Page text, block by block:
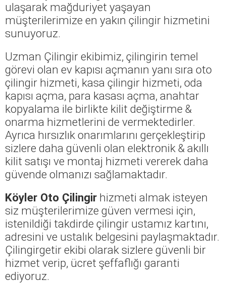
ulaşarak mağduriyet yaşayan
müşterilerimize en yakın çilingir hizmetini
sunuyoruz.
Uzman Çilingir ekibimiz, çilingirin temel
görevi olan ev kapısı açmanın yanı sıra oto
çilingir hizmeti, kasa çilingir hizmeti, oda
kapısı açma, para kasası açma, anahtar
kopyalama ile birlikte kilit değiştirme &
onarma hizmetlerini de vermektedirler.
Ayrıca hırsızlık onarımlarını gerçekleştirip
sizlere daha güvenli olan elektronik & akıllı
kilit satışı ve montaj hizmeti vererek daha
güvende olmanızı sağlamaktadır.
Köyler Oto Çilingir hizmeti almak isteyen
siz müşterilerimize güven vermesi için,
istenildiği takdirde çilingir ustamız kartını,
adresini ve ustalık belgesini paylaşmaktadır.
Çilingirgetir ekibi olarak sizlere güvenli bir
hizmet verip, ücret şeffaflığı garanti
ediyoruz.